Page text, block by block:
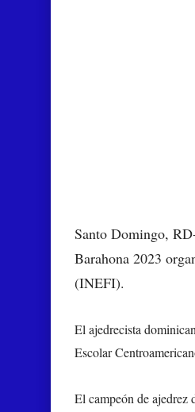
Santo Domingo,
Barahona 2023
(INEFI).
El ajedrecista
Escolar
El campeón de ajedrez